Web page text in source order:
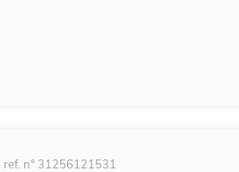
ref. n° 31256121531